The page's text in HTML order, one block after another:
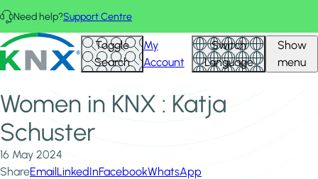
Skip to main content
Need help?Support Centre
KNX - Homepage Toggle
Search
My
Account
Switch
Language
Show
menu
Home
News & Insights
Women in KNX : Katja Schuster
Women in KNX : Katja
Schuster
16 May 2024
ShareEmailLinkedInFacebookWhatsApp